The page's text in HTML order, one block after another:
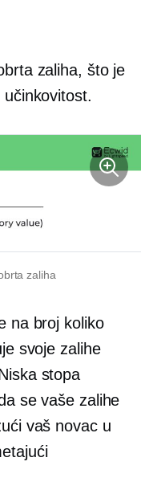
zaliha, što je
zaliha
na broj koliko
svoje zalihe
stopa
se vaše zalihe
vaš novac u